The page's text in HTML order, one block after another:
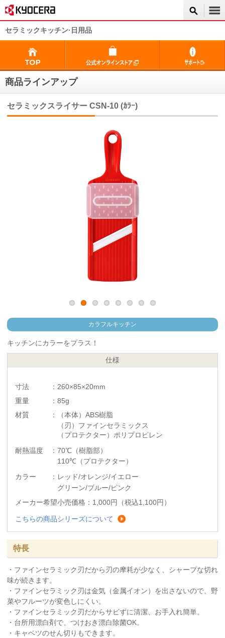
セラミックキッチン·日用品
商品ラインアップ
セラミックスライサー CSN-10 (ｶﾗｰ)
カラフルキッチン
キッチンにカラーをプラス！
仕様
寸法 ：260×85×20mm
重量 ：85g
材質 ：（本体）ABS樹脂
（刃）ファインセラミックス
（プロテクター）ポリプロピレン
耐熱温度 ：70℃（樹脂部）
110℃（プロテクター）
カラー ： レッド/オレンジ/イエロー
グリーン/ブルー/ピンク
メーカー希望小売価格：1,000円（税込1,100円）
こちらの商品シリーズについて
特長
・ファインセラミック刃だから刃の摩耗が少なく、シャープな切れ
味が続きます。
・ファインセラミック刃は金気（金属イオン）を出さないので、野
菜やフルーツが変色しにくい。
・ファインセラミック刃だからサビずに清潔、お手入れ簡単。
・台所用漂白剤で、つけおき漂白除菌OK。
・キャベツのせん切りもできます。